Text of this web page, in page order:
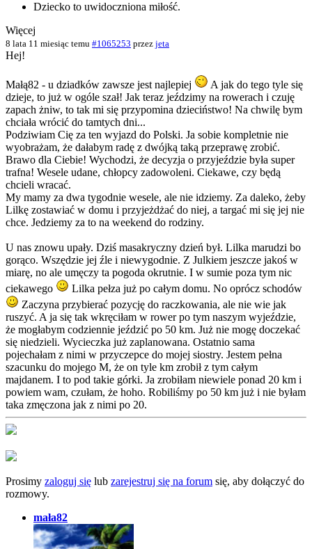
Dziecko to uwidoczniona miłość.
Więcej
8 lata 11 miesiąc temu #1065253 przez jeta
Hej!
Małą82 - u dziadków zawsze jest najlepiej
A jak do tego tyle się
dzieje, to już w ogóle szał! Jak teraz jeździmy na rowerach i czuję
zapach żniw, to tak mi się przypomina dzieciństwo! Na chwilę bym
chciała wrócić do tamtych dni...
Podziwiam Cię za ten wyjazd do Polski. Ja sobie kompletnie nie
wyobrażam, że dałabym radę z dwójką taką przeprawę zrobić.
Brawo dla Ciebie! Wychodzi, że decyzja o przyjeździe była super
trafna! Wesele udane, chłopcy zadowoleni. Ciekawe, czy będą
chcieli wracać.
My mamy za dwa tygodnie wesele, ale nie idziemy. Za daleko, żeby
Lilkę zostawiać w domu i przyjeżdżać do niej, a targać mi się jej nie
chce. Jedziemy za to na weekend do rodziny.
U nas znowu upały. Dziś masakryczny dzień był. Lilka marudzi bo
gorąco. Wszędzie jej źle i niewygodnie. Z Julkiem jeszcze jakoś w
miarę, no ale umęczy ta pogoda okrutnie. I w sumie poza tym nic
ciekawego
Lilka pełza już po całym domu. No oprócz schodów
Zaczyna przybierać pozycję do raczkowania, ale nie wie jak
ruszyć. A ja się tak wkręciłam w rower po tym naszym wyjeździe,
że mogłabym codziennie jeździć po 50 km. Już nie mogę doczekać
się niedzieli. Wycieczka już zaplanowana. Ostatnio sama
pojechałam z nimi w przyczepce do mojej siostry. Jestem pełna
szacunku do mojego M, że on tyle km zrobił z tym całym
majdanem. I to pod takie górki. Ja zrobiłam niewiele ponad 20 km i
powiem wam, czułam, że hoho. Robiliśmy po 50 km już i nie byłam
taka zmęczona jak z nimi po 20.
Prosimy zaloguj się lub zarejestruj się na forum się, aby dołączyć do
rozmowy.
mała82